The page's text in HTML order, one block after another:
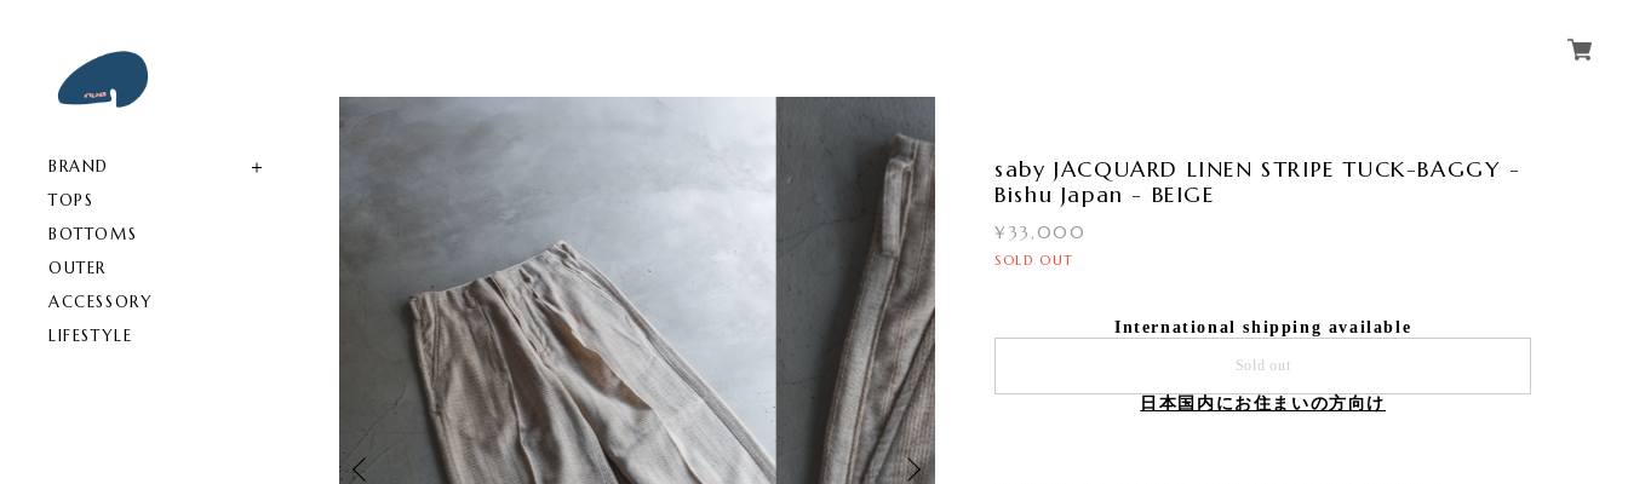
BRAND
TOPS
BOTTOMS
OUTER
ACCESSORY
LIFESTYLE
saby JACQUARD LINEN STRIPE TUCK-BAGGY -
Bishu Japan - BEIGE
¥33,000
SOLD OUT
International shipping available
Sold out
日本国内にお住まいの方向け